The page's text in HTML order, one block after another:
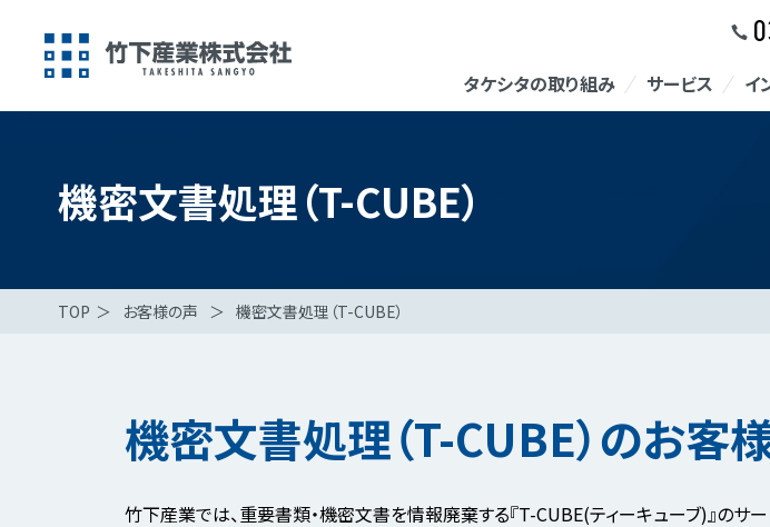
タケシタの取り組み サービス イ
機密文書処理（T-CUBE）
TOP ＞ お客様の声 ＞ 機密文書処理（T-CUBE）
機密文書処理（T-CUBE）のお客
竹下産業では、重要書類・機密文書を情報廃棄する『T-CUBE(ティーキューブ)』のサー